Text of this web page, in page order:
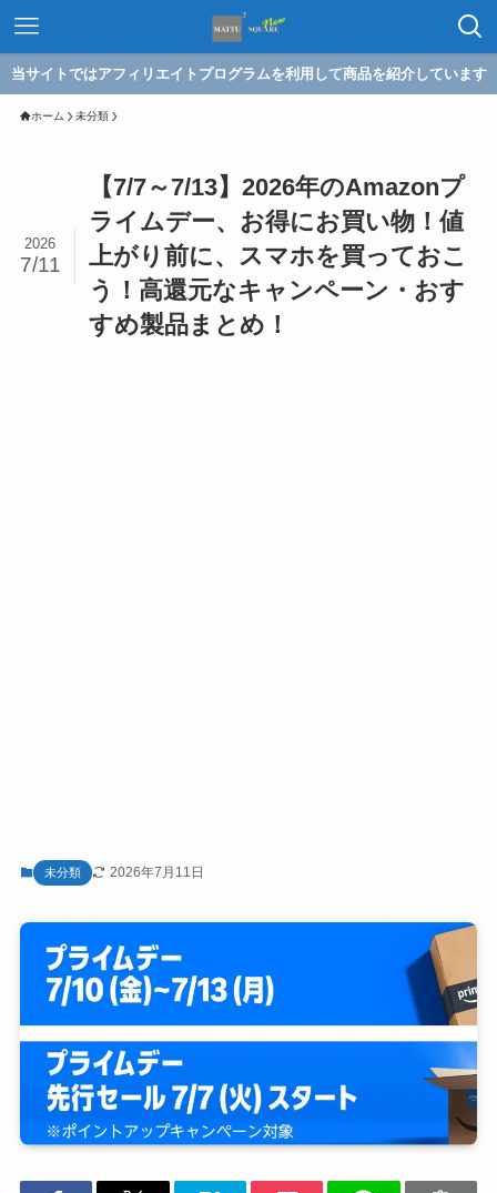
当サイトではアフィリエイトプログラムを利用して商品を紹介しています
ホーム 未分類
【7/7～7/13】2026年のAmazonプ
ライムデー、お得にお買い物！値
上がり前に、スマホを買っておこ
う！高還元なキャンペーン・おす
すめ製品まとめ！
2026
7/11
未分類 2026年7月11日